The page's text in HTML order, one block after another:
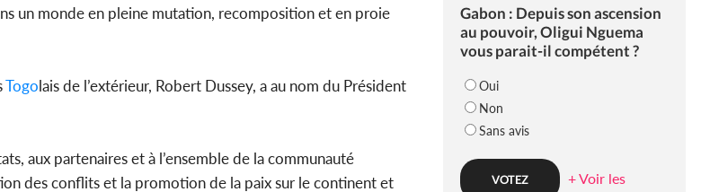
un monde en pleine mutation, recomposition et en proie
Togolais de l’extérieur, Robert Dussey, a au nom du Président
aux partenaires et à l’ensemble de la communauté
des conflits et la promotion de la paix sur le continent et
Gabon : Depuis son ascension
au pouvoir, Oligui Nguema
vous parait-il compétent ?
Oui
Non
Sans avis
+ Voir les